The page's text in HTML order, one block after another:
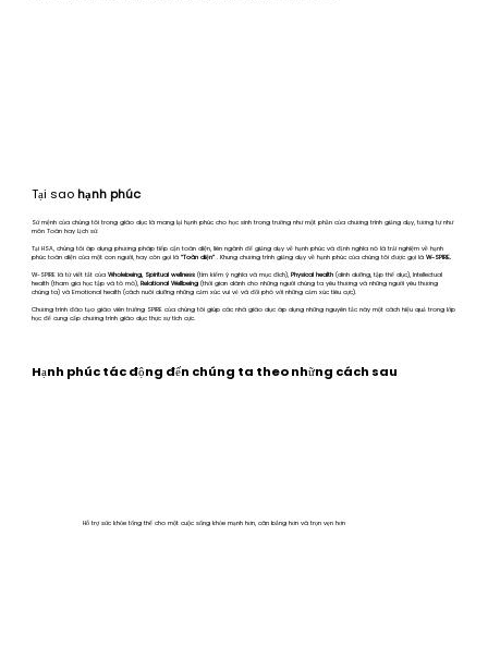
Tại saohạnh phúc
Sứ mệnh của chúng tôi trong giáo dục là mang lại hạnh phúc cho học sinh trong trường như một phần của chương trình giảng dạy, tương tự như
môn Toán hay Lịch sử.
Tại HSA, chúng tôi áp dụng phương pháp tiếp cận toàn diện, liên ngành để giảng dạy về hạnh phúc và định nghĩa nó là trải nghiệm về hạnh
phúc toàn diện của một con người, hay còn gọi là “Toàn diện”. Khung chương trình giảng dạy về hạnh phúc của chúng tôi được gọi là W-SPIRE.
W-SPIRE là từ viết tắt của Wholebeing, Spiritual wellness(tìm kiếm ý nghĩa và mục đích), Physical health(dinh dưỡng, tập thể dục), Intellectual
health (tham gia học tập và tò mò), Relational Wellbeing(thời gian dành cho những người chúng ta yêu thương và những người yêu thương
chúng ta) và Emotional health (cách nuôi dưỡng những cảm xúc vui vẻ và đối phó với những cảm xúc tiêu cực).
Chương trình đào tạo giáo viên trường SPIRE của chúng tôi giúp các nhà giáo dục áp dụng những nguyên tắc này một cách hiệu quả trong lớp
học để cung cấp chương trình giáo dục thực sự tích cực.
Hạnh phúc tác động đến chúng ta theo những cách sau
Hỗ trợ sức khỏe tổng thể cho một cuộc sống khỏe mạnh hơn, cân bằng hơn và trọn vẹn hơn